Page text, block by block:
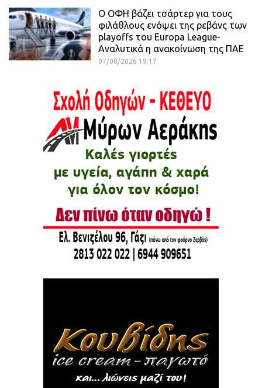
Ο ΟΦΗ βάζει τσάρτερ για τους
φιλάθλους ενόψει της ρεβάνς των
playoffs του Europa League-
Αναλυτικά η ανακοίνωση της ΠΑΕ
07/08/2026 19:17